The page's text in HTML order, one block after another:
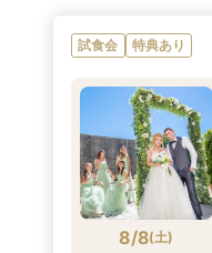
試食会 特典あり
8/8(土)